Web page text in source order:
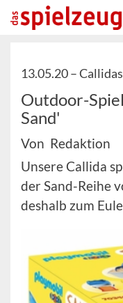
13.05.20 –
Outdoor-
Sand'
Von Redaktion
Unsere Callida
der Sand-Reihe
deshalb zum